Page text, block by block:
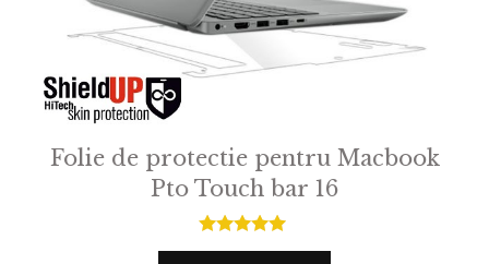
Folie de protectie pentru Macbook
Pto Touch bar 16
5.00